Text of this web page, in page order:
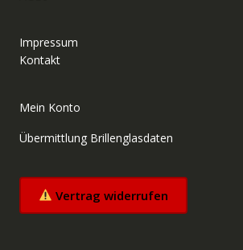
Impressum
Kontakt
Mein Konto
Übermittlung Brillenglasdaten
Vertrag widerrufen